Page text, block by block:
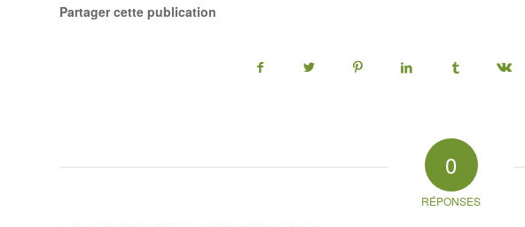
Partager cette publication
0
RÉPONSES